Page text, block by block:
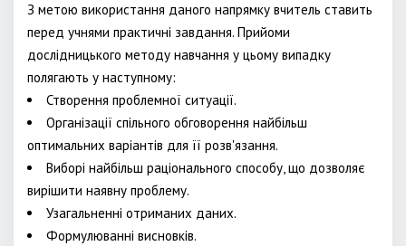
З метою використання даного напрямку вчитель ставить
перед учнями практичні завдання. Прийоми
дослідницького методу навчання у цьому випадку
полягають у наступному:
Створення проблемної ситуації.
Організації спільного обговорення найбільш
оптимальних варіантів для її розв'язання.
Виборі найбільш раціонального способу, що дозволяє
вирішити наявну проблему.
Узагальненні отриманих даних.
Формулюванні висновків.